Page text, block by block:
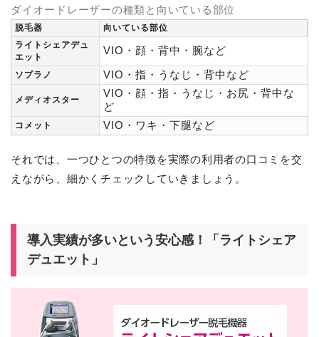
ダイオードレーザーの種類と向いている部位
脱毛器
向いている部位
ライトシェアデュ
エット
VIO・顔・背中・腕など
ソプラノ VIO・指・うなじ・背中など
メディオスター
VIO・顔・指・うなじ・お尻・背中な
ど
コメット VIO・ワキ・下腿など
それでは、一つひとつの特徴を実際の利用者の口コミを交
えながら、細かくチェックしていきましょう。
導入実績が多いという安心感！「ライトシェア
デュエット」